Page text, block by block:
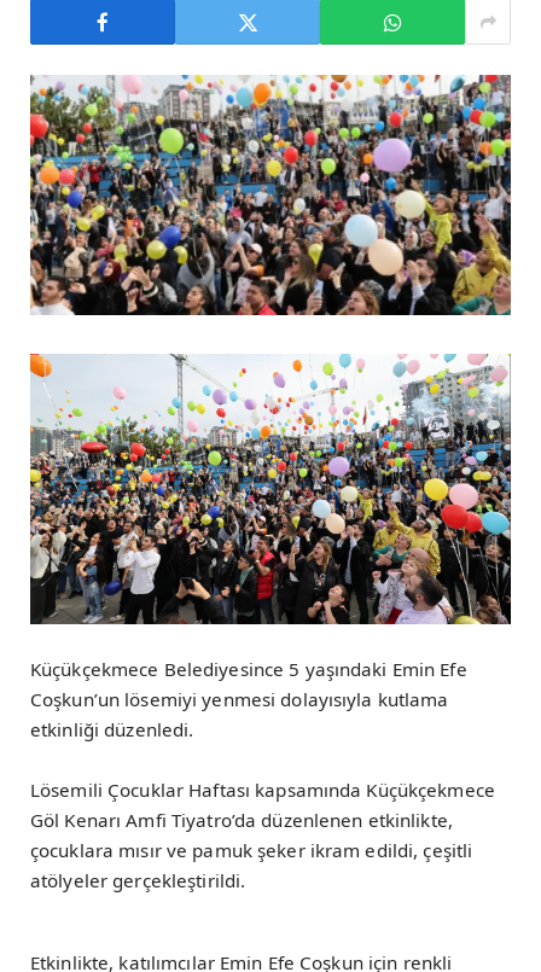
Küçükçekmece Belediyesince 5 yaşındaki Emin Efe
Coşkun’un lösemiyi yenmesi dolayısıyla kutlama
etkinliği düzenledi.
Lösemili Çocuklar Haftası kapsamında Küçükçekmece
Göl Kenarı Amfi Tiyatro’da düzenlenen etkinlikte,
çocuklara mısır ve pamuk şeker ikram edildi, çeşitli
atölyeler gerçekleştirildi.
Etkinlikte, katılımcılar Emin Efe Coşkun için renkli